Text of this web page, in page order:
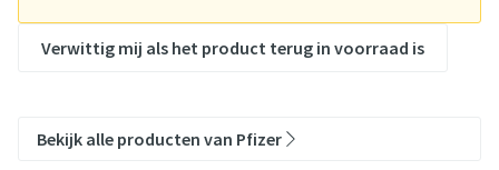
Verwittig mij als het product terug in voorraad is
Bekijk alle producten van Pfizer